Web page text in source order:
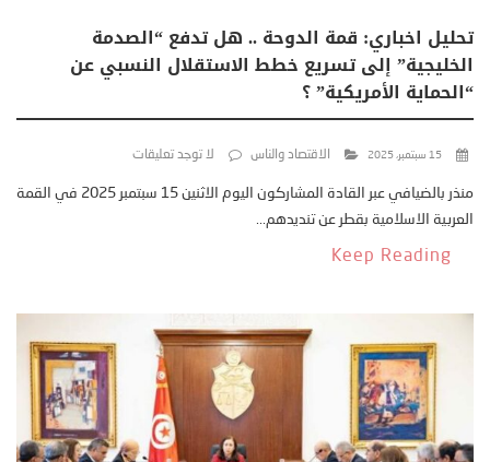
تحليل اخباري: قمة الدوحة .. هل تدفع “الصدمة
الخليجية” إلى تسريع خطط الاستقلال النسبي عن
“الحماية الأمريكية” ؟
15 سبتمبر، 2025 الاقتصاد والناس لا توجد تعليقات
منذر بالضيافي عبر القادة المشاركون اليوم الاثنين 15 سبتمبر 2025 في القمة
العربية الاسلامية بقطر عن تنديدهم...
Keep Reading